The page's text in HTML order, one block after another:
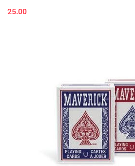
25.00